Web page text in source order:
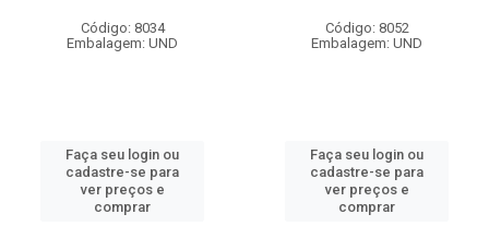
Código: 8034
Embalagem: UND
Faça seu login ou
cadastre-se para
ver preços e
comprar
Código: 8052
Embalagem: UND
Faça seu login ou
cadastre-se para
ver preços e
comprar